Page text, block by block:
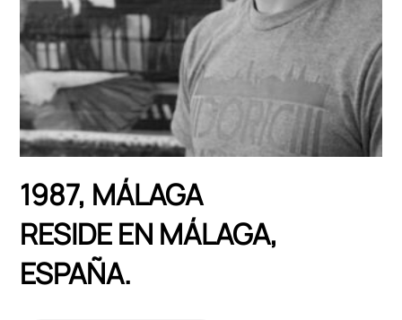
1987, MÁLAGA
RESIDE EN MÁLAGA,
ESPAÑA.